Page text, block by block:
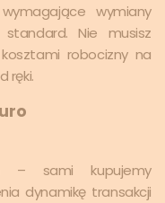
wymagające wymiany
Nie musisz
robocizny na
ręki.
– sami kupujemy
dynamikę transakcji